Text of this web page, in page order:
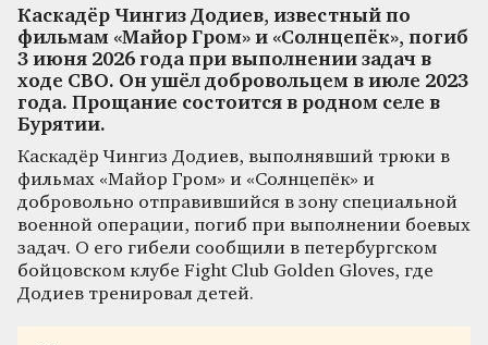
Каскадёр Чингиз Додиев, известный по
фильмам «Майор Гром» и «Солнцепёк», погиб
3 июня 2026 года при выполнении задач в
ходе СВО. Он ушёл добровольцем в июле 2023
года. Прощание состоится в родном селе в
Бурятии.
Каскадёр Чингиз Додиев, выполнявший трюки в
фильмах «Майор Гром» и «Солнцепёк» и
добровольно отправившийся в зону специальной
военной операции, погиб при выполнении боевых
задач. О его гибели сообщили в петербургском
бойцовском клубе Fight Club Golden Gloves, где
Додиев тренировал детей.